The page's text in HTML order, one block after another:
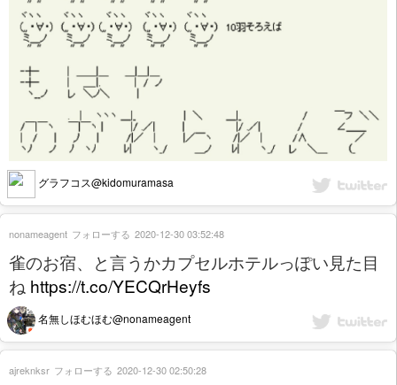
グラフコス@kidomuramasa
雀のお宿、と言うかカプセルホテルっぽい見た目
ね https://t.co/YECQrHeyfs
名無しほむほむ@nonameagent
nonameagent フォローする 2020-12-30 03:52:48
ajreknksr フォローする 2020-12-30 02:50:28